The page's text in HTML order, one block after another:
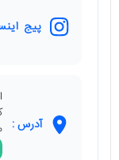
پیج
آدرس :